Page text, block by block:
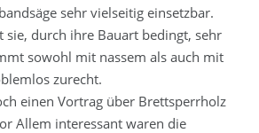
sehr vielseitig einsetzbar.
sie, durch ihre Bauart bedingt, sehr
sowohl mit nassem als auch mit
zurecht.
einen Vortrag über Brettsperrholz
Allem interessant waren die